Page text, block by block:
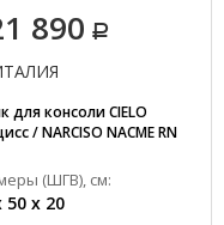
890
для консоли CIELO
/ NARCISO NACME RN
(ШГВ), см:
50 x 20